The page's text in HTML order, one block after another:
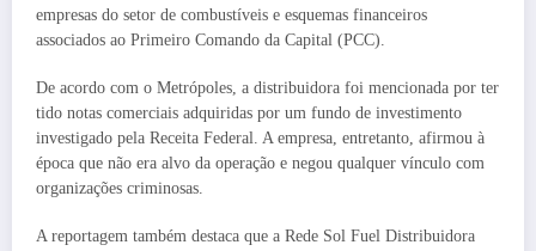
empresas do setor de combustíveis e esquemas financeiros
associados ao Primeiro Comando da Capital (PCC).
De acordo com o Metrópoles, a distribuidora foi mencionada por ter
tido notas comerciais adquiridas por um fundo de investimento
investigado pela Receita Federal. A empresa, entretanto, afirmou à
época que não era alvo da operação e negou qualquer vínculo com
organizações criminosas.
A reportagem também destaca que a Rede Sol Fuel Distribuidora